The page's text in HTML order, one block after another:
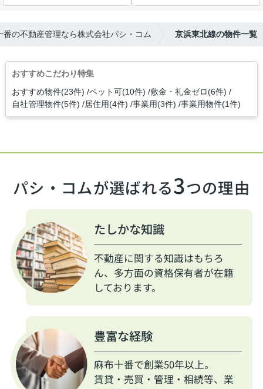
番の不動産管理なら株式会社パシ・コム 京浜東北線の物件一覧
おすすめこだわり特集
おすすめ物件(23件) ペット可(10件) 敷金・礼金ゼロ(6件)
自社管理物件(5件) 居住用(4件) 事業用(3件) 事業用物件(1件)
パシ・コムが選ばれる3つの理由
たしかな知識
不動産に関する知識はもちろ
ん、多方面の資格保有者が在籍
しております。
豊富な経験
麻布十番で創業50年以上。
賃貸・売買・管理・相続等、業